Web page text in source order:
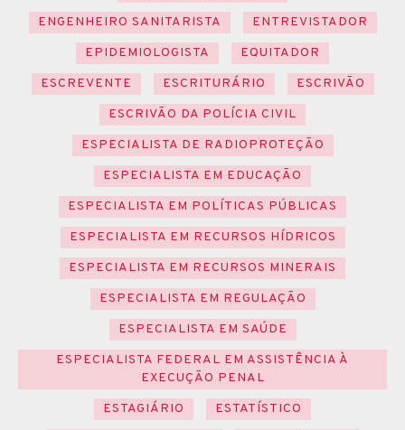
ENGENHEIRO SANITARISTA
ENTREVISTADOR
EPIDEMIOLOGISTA
EQUITADOR
ESCREVENTE
ESCRITURÁRIO
ESCRIVÃO
ESCRIVÃO DA POLÍCIA CIVIL
ESPECIALISTA DE RADIOPROTEÇÃO
ESPECIALISTA EM EDUCAÇÃO
ESPECIALISTA EM POLÍTICAS PÚBLICAS
ESPECIALISTA EM RECURSOS HÍDRICOS
ESPECIALISTA EM RECURSOS MINERAIS
ESPECIALISTA EM REGULAÇÃO
ESPECIALISTA EM SAÚDE
ESPECIALISTA FEDERAL EM ASSISTÊNCIA À
EXECUÇÃO PENAL
ESTAGIÁRIO
ESTATÍSTICO